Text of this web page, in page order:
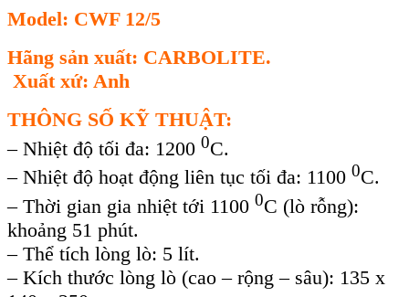
Model: CWF 12/5
Hãng sản xuất: CARBOLITE.
Xuất xứ: Anh
THÔNG SỐ KỸ THUẬT:
– Nhiệt độ tối đa: 1200 0C.
– Nhiệt độ hoạt động liên tục tối đa: 1100 0C.
– Thời gian gia nhiệt tới 1100 0C (lò rỗng):
khoảng 51 phút.
– Thể tích lòng lò: 5 lít.
– Kích thước lòng lò (cao – rộng – sâu): 135 x